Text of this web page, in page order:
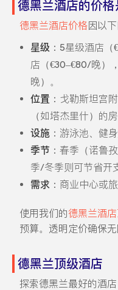
德黑兰酒店的价格
德黑兰酒店价格因以下
星级 ：5星级酒店
店（€30–€80/晚）
晚）。
位置 ：戈勒斯坦宫
（如塔杰里什）的
设施：游泳池、健
季节 ：春季（诺鲁
季/冬季则可节省开
需求 ：商业中心或
使用我们的德黑兰酒
预算。透明定价确保无
德黑兰顶级酒店
探索德黑兰最好的酒